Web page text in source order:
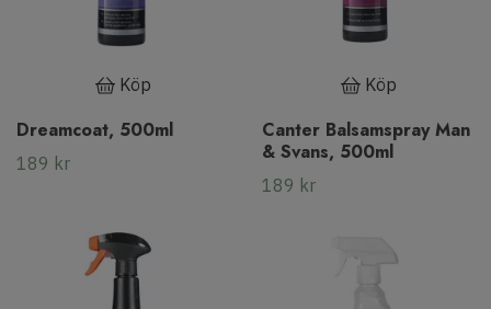
Köp
Dreamcoat, 500ml
189 kr
Köp
Canter Balsamspray Man
& Svans, 500ml
189 kr